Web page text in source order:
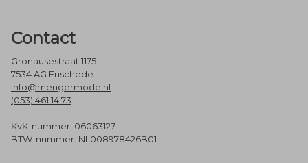
Contact
Gronausestraat 1175
7534 AG Enschede
info@mengermode.nl
(053) 461 14 73
KvK-nummer: 06063127
BTW-nummer: NL008978426B01